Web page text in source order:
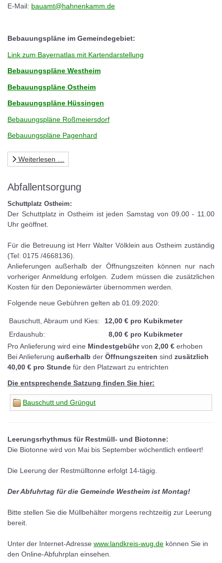
E-Mail: bauamt@hahnenkamm.de
Bebauungspläne im Gemeindegebiet:
Link zum Bayernatlas mit Kartendarstellung
Bebauungspläne Westheim
Bebauungspläne Ostheim
Bebauungspläne Hüssingen
Bebauungspläne Roßmeiersdorf
Bebauungspläne Pagenhard
Weiterlesen …
Abfallentsorgung
Schuttplatz Ostheim:
Der Schuttplatz in Ostheim ist jeden Samstag von 09.00 - 11.00
Uhr geöffnet.
Für die Betreuung ist Herr Walter Völklein aus Ostheim zuständig
(Tel: 0175 /4668136).
Anlieferungen außerhalb der Öffnungszeiten können nur nach
vorheriger Anmeldung erfolgen. Zudem müssen die zusätzlichen
Kosten für den Deponiewärter übernommen werden.
Folgende neue Gebühren gelten ab 01.09.2020:
Bauschutt, Abraum und Kies:
12,00 € pro Kubikmeter
Erdaushub:
8,00 € pro Kubikmeter
Pro Anlieferung wird eine Mindestgebührvon 2,00 € erhoben
Bei Anlieferung außerhalb der Öffnungszeiten sind zusätzlich
40,00 € pro Stunde für den Platzwart zu entrichten
Die entsprechende Satzung finden Sie hier:
Bauschutt und Grüngut
Leerungsrhythmus für Restmüll- und Biotonne:
Die Biotonne wird von Mai bis September wöchentlich entleert!
Die Leerung der Restmülltonne erfolgt 14-tägig.
Der Abfuhrtag für die Gemeinde Westheim ist Montag!
Bitte stellen Sie die Müllbehälter morgens rechtzeitig zur Leerung
bereit.
Unter der Internet-Adresse www.landkreis-wug.de können Sie in
den Online-Abfuhrplan einsehen.